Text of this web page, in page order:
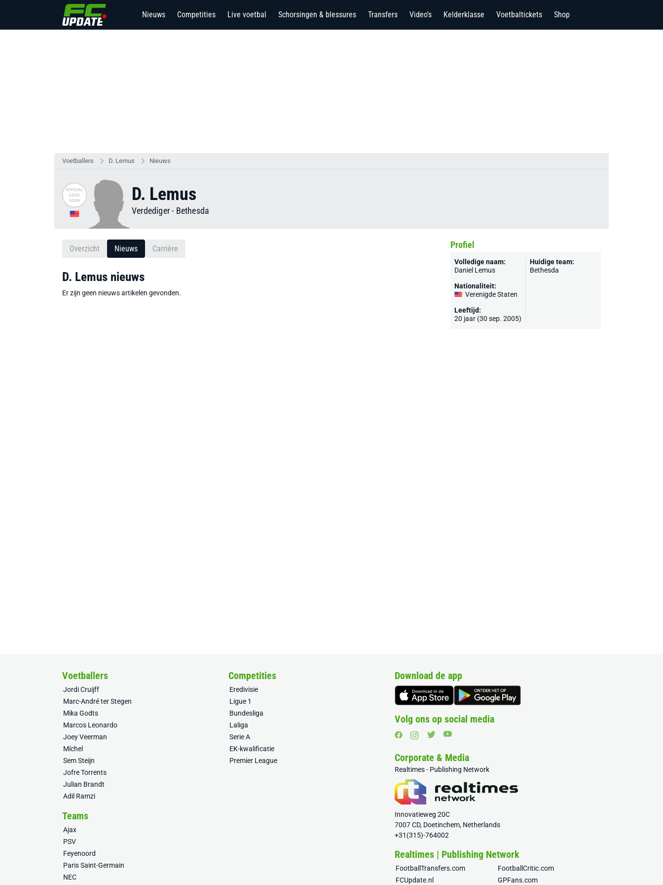
Nieuws Competities Live voetbal Schorsingen & blessures Transfers Video's Kelderklasse Voetbaltickets Shop
Voetballers D. Lemus Nieuws
D. Lemus
Verdediger- Bethesda
Overzicht Nieuws Carrière
D. Lemus nieuws
Er zijn geen nieuws artikelen gevonden.
Profiel
Volledige naam:
Daniel Lemus
Nationaliteit:
Verenigde Staten
Leeftijd:
20 jaar (30 sep. 2005)
Huidige team:
Bethesda
Voetballers
Jordi Cruijff
Marc-André ter Stegen
Mika Godts
Marcos Leonardo
Joey Veerman
Míchel
Sem Steijn
Jofre Torrents
Julian Brandt
Adil Ramzi
Competities
Eredivisie
Ligue 1
Bundesliga
Laliga
Serie A
EK-kwalificatie
Premier League
Teams
Ajax
PSV
Feyenoord
Paris Saint-Germain
NEC
Download de app
Volg ons op social media
Corporate & Media
Realtimes - Publishing Network
Innovatieweg 20C
7007 CD, Doetinchem, Netherlands
+31(315)-764002
Realtimes | Publishing Network
FootballTransfers.com
FootballCritic.com
FCUpdate.nl
GPFans.com